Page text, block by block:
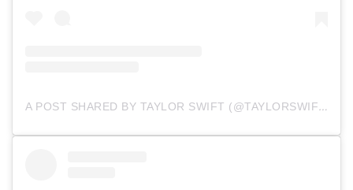
A
POST SHARED BY TAYLOR SWIFT (@TAYLORSWIFT)